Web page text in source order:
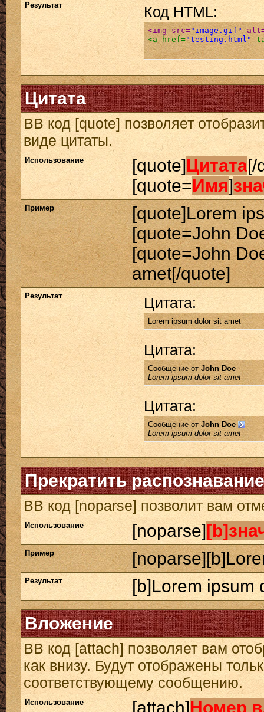
Результат Код HTML:
<img src="image.gif"
<a href="testing.html"
Цитата
BB код [quote] позволяет
виде цитаты.
Использование [quote]Цитата[/
[quote=Имя]
Пример
[quote]Lorem
[quote=John
[quote=John
amet[/quote]
Результат Цитата:
Lorem ipsum dolor sit amet
Цитата:
Сообщение отJohn Doe
Lorem ipsum dolor sit amet
Цитата:
Сообщение отJohn Doe
Lorem ipsum dolor sit amet
Прекратить
BB код [noparse] позволит вам
Использование [noparse]
Пример
Результат
[b]Lorem ipsum
Вложение
BB код [attach] позволяет вам
как внизу. Будут отображены
соответствующему сообщению.
Использование [attach]Номер